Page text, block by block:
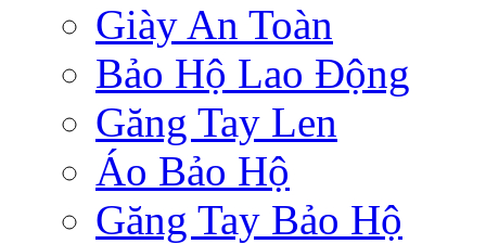
Giày An Toàn
Bảo Hộ Lao Động
Găng Tay Len
Áo Bảo Hộ
Găng Tay Bảo Hộ